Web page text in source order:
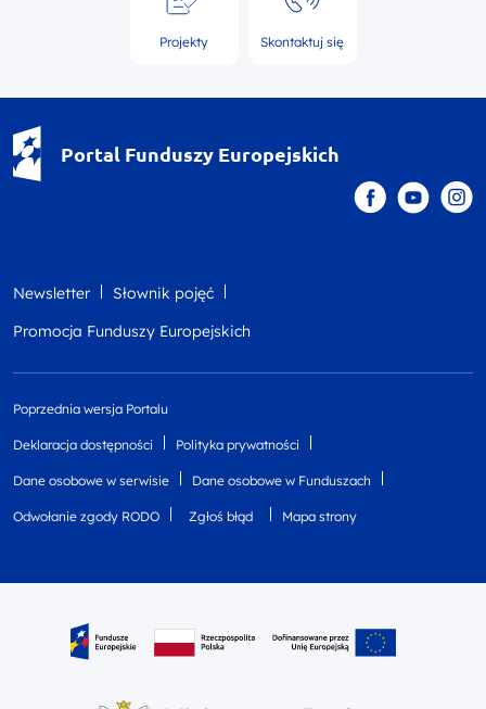
Projekty Skontaktuj się
Portal Funduszy Europejskich
Newsletter
Słownik pojęć
Promocja Funduszy Europejskich
Poprzednia wersja Portalu
Deklaracja dostępności Polityka prywatności
Dane osobowe w serwisie Dane osobowe w Funduszach
Odwołanie zgody RODO Zgłoś błąd Mapa strony